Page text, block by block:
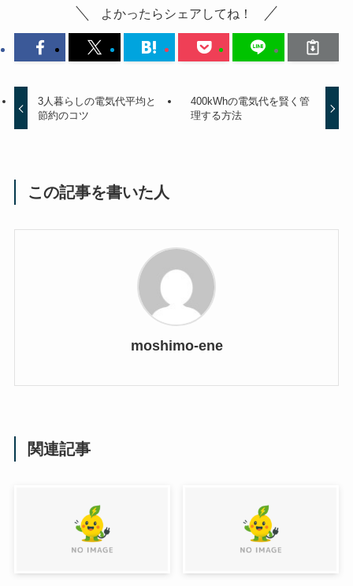
よかったらシェアしてね！
3人暮らしの電気代平均と
節約のコツ
400kWhの電気代を賢く管
理する方法
この記事を書いた人
moshimo-ene
関連記事